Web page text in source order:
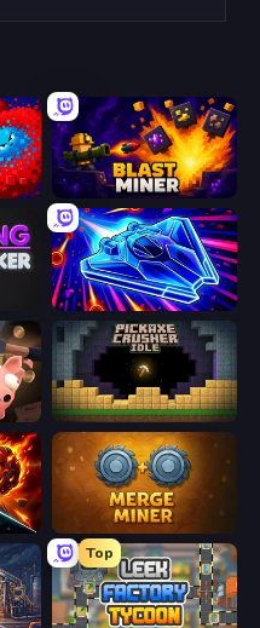
Blast Miner
Stellar Swarm
Pickaxe Crusher Idle
Merge Miner
Top